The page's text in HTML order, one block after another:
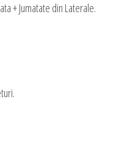
+ Jumatate din Laterale.